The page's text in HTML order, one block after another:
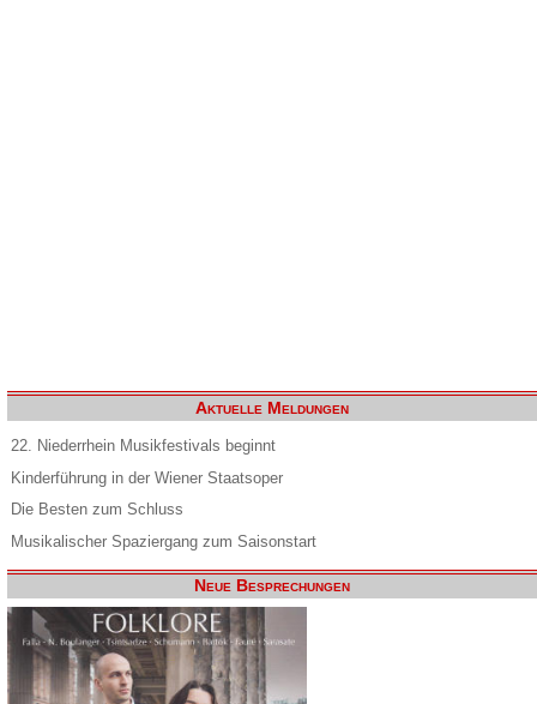
Aktuelle Meldungen
22. Niederrhein Musikfestivals beginnt
Kinderführung in der Wiener Staatsoper
Die Besten zum Schluss
Musikalischer Spaziergang zum Saisonstart
Neue Besprechungen